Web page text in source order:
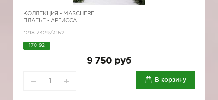
КОЛЛЕКЦИЯ - MASCHERE
ПЛАТЬЕ - АРГИССА
*218-7429/3152
170-92
9 750 руб
В корзину